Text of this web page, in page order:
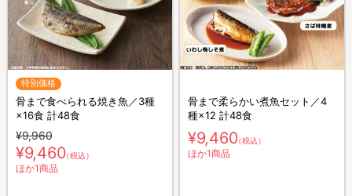
特別価格
骨まで食べられる焼き魚／3種
×16食 計48食
¥9,960
¥9,460（税込）
ほか1商品
骨まで柔らかい煮魚セット／4
種×12 計48食
¥9,460（税込）
ほか1商品